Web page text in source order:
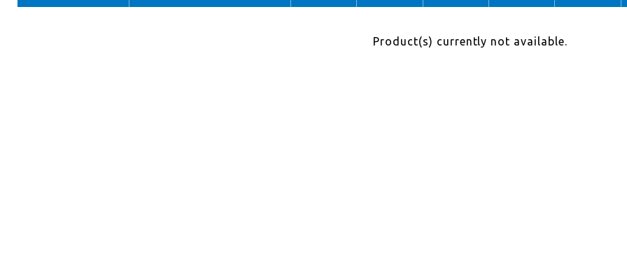
Product(s) currently not available.